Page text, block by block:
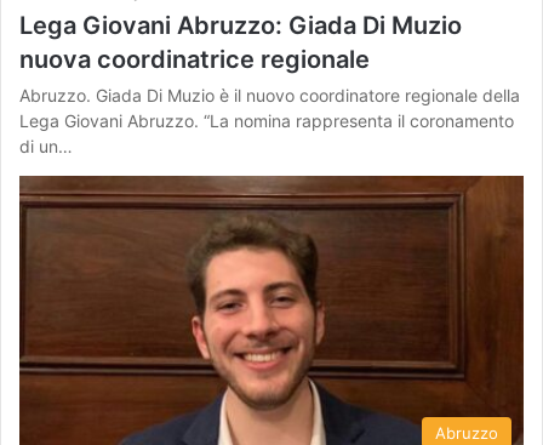
Lega Giovani Abruzzo: Giada Di Muzio
nuova coordinatrice regionale
Abruzzo. Giada Di Muzio è il nuovo coordinatore regionale della
Lega Giovani Abruzzo. “La nomina rappresenta il coronamento
di un…
Abruzzo